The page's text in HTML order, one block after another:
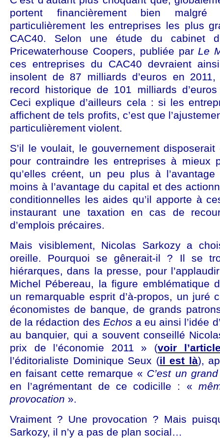
portent financièrement bien
particulièrement les entreprises les plus
CAC40. Selon une étude du cabinet
Pricewaterhouse Coopers, publiée par Le
ces entreprises du CAC40 devraient
insolent de 87 milliards d’euros en
record historique de 101 milliards
Ceci explique d’ailleurs cela : si les
affichent de tels profits, c’est que
particulièrement violent.
S’il le voulait, le gouvernement
pour contraindre les entreprises à mieux
qu’elles créent, un peu plus à
moins à l’avantage du capital et des
conditionnelles les aides qu’il apporte à
instaurant une taxation en cas de
d’emplois précaires.
Mais visiblement, Nicolas Sarkozy a
oreille. Pourquoi se gênerait-il ? Il se
hiérarques, dans la presse, pour
Michel Pébereau, la figure emblématique
un remarquable esprit d’à-propos, un juré
économistes de banque, de grands
de la rédaction des Echos a eu ainsi l’idée
au banquier, qui a souvent conseillé
prix de l’économie 2011 » (voir
l’éditorialiste Dominique Seux (il est là),
en faisant cette remarque « C’est un
en l’agrémentant de ce codicille : «
provocation ».
Vraiment ? Une provocation ? Mais
Sarkozy, il n’y a pas de plan social…